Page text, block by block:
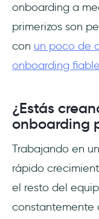
onboarding a
primerizos son
con un poco de
onboarding
¿Estás
onboarding
Trabajando en
rápido
el resto del
constantemente